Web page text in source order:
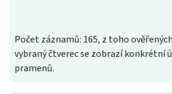
Počet záznamů: 165, z toho
vybraný čtverec se zobrazí konkrétní
pramenů.